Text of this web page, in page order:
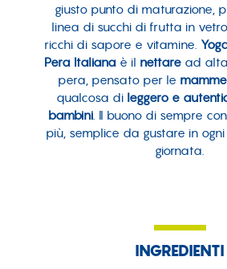
giusto punto di maturazione,
linea di succhi di frutta in
ricchi di sapore e vitamine.
Pera Italiana è il nettare ad
pera, pensato per le mamme
qualcosa di leggero e
bambini. Il buono di sempre
più, semplice da gustare in
giornata.
INGREDIENTI